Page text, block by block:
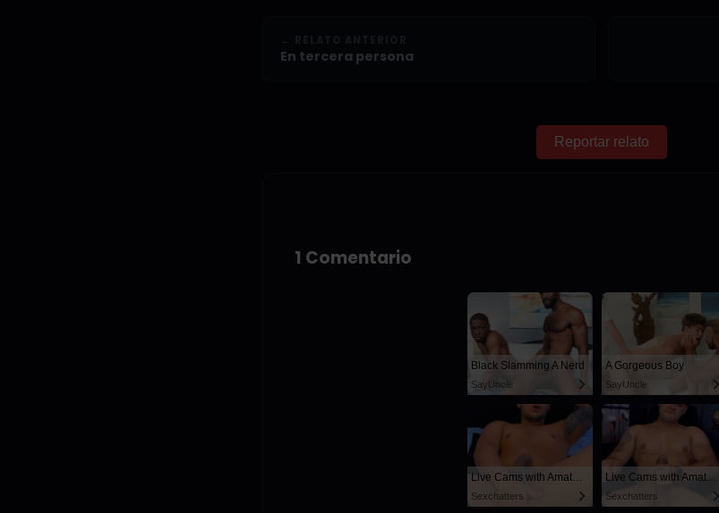
En tercera persona
Reportar relato
1 Comentario
Black Slamming A Nerd
SayUncle
A Gorgeous Boy
SayUncle
Live Cams with Amateur Men
Sexchatters
Live Cams with Amateur Men
Sexchatters